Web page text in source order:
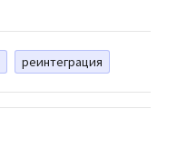
реинтеграция